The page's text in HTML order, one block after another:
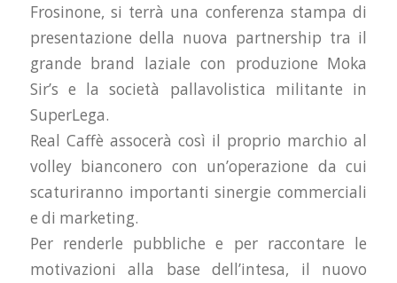
Frosinone, si terrà una conferenza stampa di
presentazione della nuova partnership tra il
grande brand laziale con produzione Moka
Sir’s e la società pallavolistica militante in
SuperLega.
Real Caffè assocerà così il proprio marchio al
volley bianconero con un’operazione da cui
scaturiranno importanti sinergie commerciali
e di marketing.
Per renderle pubbliche e per raccontare le
motivazioni alla base dell’intesa, il nuovo